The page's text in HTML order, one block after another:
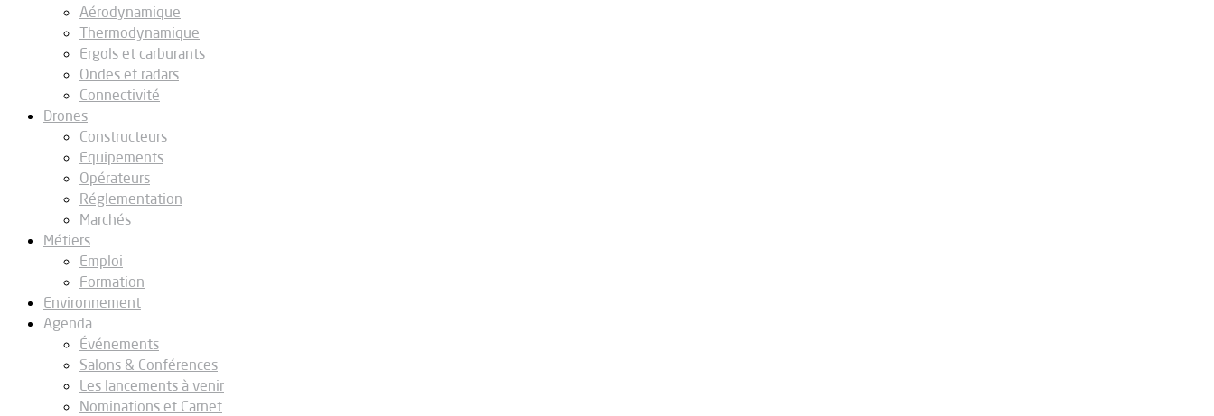
Aérodynamique
Thermodynamique
Ergols et carburants
Ondes et radars
Connectivité
Drones
Constructeurs
Equipements
Opérateurs
Réglementation
Marchés
Métiers
Emploi
Formation
Environnement
Agenda
Événements
Salons & Conférences
Les lancements à venir
Nominations et Carnet